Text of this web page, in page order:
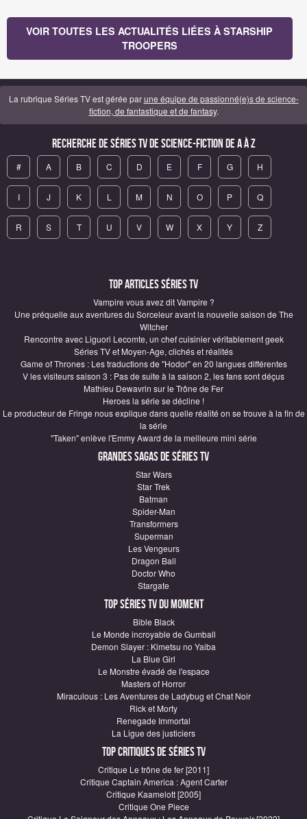
VOIR TOUTES LES ACTUALITÉS LIÉES À STARSHIP
TROOPERS
La rubrique Séries TV est gérée parune équipe de passionné(e)s de science-
fiction, de fantastique et de fantasy.
Recherche de Séries TV de science-fiction de A à Z
# A B C D E F G H
I J K L M N O P Q
R S T U V W X Y Z
Top articles Séries TV
Vampire vous avez dit Vampire ?
Une préquelle aux aventures du Sorceleur avant la nouvelle saison de The
Witcher
Rencontre avec Liguori Lecomte, un chef cuisinier véritablement geek
Séries TV et Moyen-Age, clichés et réalités
Game of Thrones : Les traductions de "Hodor" en 20 langues différentes
V les visiteurs saison 3 : Pas de suite à la saison 2, les fans sont déçus
Mathieu Dewavrin sur le Trône de Fer
Heroes la série se décline !
Le producteur de Fringe nous explique dans quelle réalité on se trouve à la fin de
la série
"Taken" enlève l'Emmy Award de la meilleure mini série
Grandes sagas de Séries TV
Star Wars
Star Trek
Batman
Spider-Man
Transformers
Superman
Les Vengeurs
Dragon Ball
Doctor Who
Stargate
Top Séries TV du moment
Bible Black
Le Monde incroyable de Gumball
Demon Slayer : Kimetsu no Yaiba
La Blue Girl
Le Monstre évadé de l'espace
Masters of Horror
Miraculous : Les Aventures de Ladybug et Chat Noir
Rick et Morty
Renegade Immortal
La Ligue des justiciers
Top critiques de Séries TV
Critique Le trône de fer [2011]
Critique Captain America : Agent Carter
Critique Kaamelott [2005]
Critique One Piece